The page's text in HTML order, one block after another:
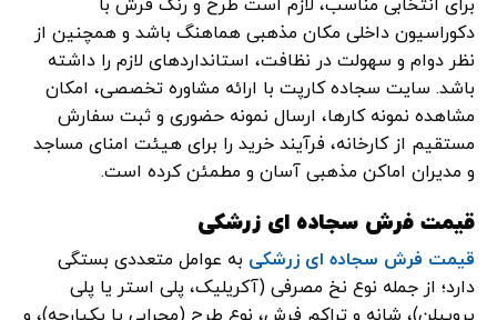
برای انتخابی مناسب، لازم است طرح و رنگ فرش با
دکوراسیون داخلی مکان مذهبی هماهنگ باشد و همچنین از
نظر دوام و سهولت در نظافت، استانداردهای لازم را داشته
باشد. سایت سجاده کارپت با ارائه مشاوره تخصصی، امکان
مشاهده نمونه ‌کارها، ارسال نمونه حضوری و ثبت سفارش
مستقیم از کارخانه، فرآیند خرید را برای هیئت ‌امنای مساجد
و مدیران اماکن مذهبی آسان و مطمئن کرده است.
قیمت فرش سجاده‌ ای زرشکی
قیمت فرش سجاده ‌ای زرشکی به عوامل متعددی بستگی
دارد؛ از جمله نوع نخ مصرفی (آکریلیک، پلی‌ استر یا پلی‌